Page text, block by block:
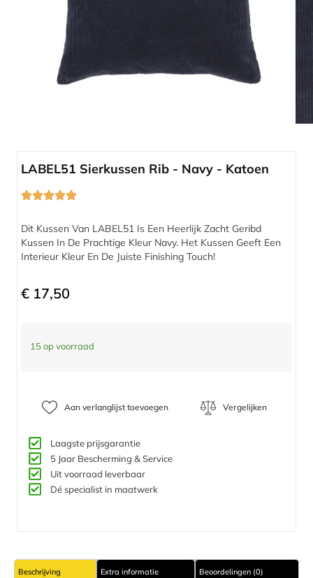
Compleet programma
LABEL51 Sierkussen Rib - Navy - Katoen
Dit Kussen Van LABEL51 Is Een Heerlijk Zacht Geribd
Kussen In De Prachtige Kleur Navy. Het Kussen Geeft Een
Interieur Kleur En De Juiste Finishing Touch!
€ 17,50
15 op voorraad
Aan verlanglijst toevoegen Vergelijken
Laagste prijsgarantie
5 Jaar Bescherming & Service​
Uit voorraad leverbaar
Dé specialist in maatwerk
Beschrijving Extra informatie Beoordelingen (0)